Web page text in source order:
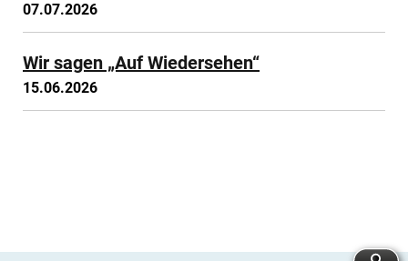
07.07.2026
Wir sagen „Auf Wiedersehen“
15.06.2026